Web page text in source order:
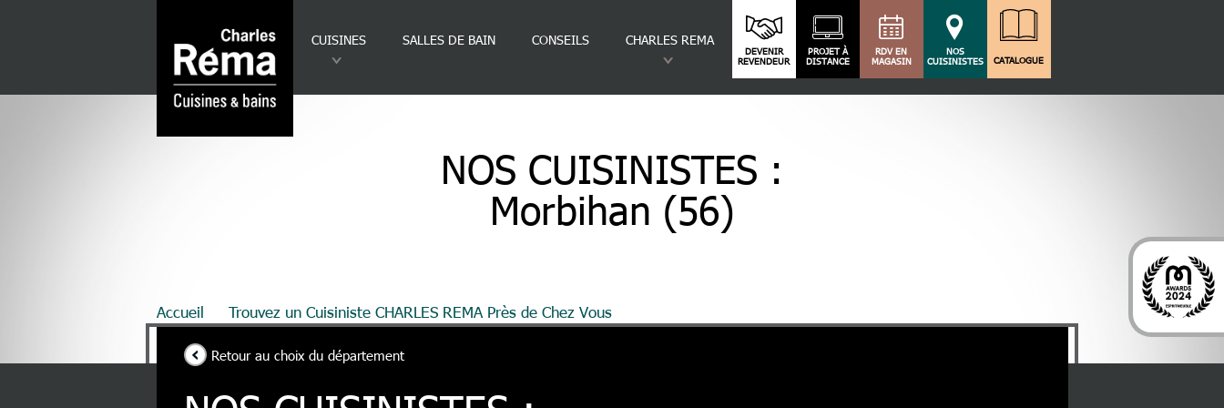
CUISINES SALLES DE BAIN CONSEILS CHARLES REMA
DEVENIR
REVENDEUR
PROJET À
DISTANCE
RDV EN
MAGASIN
NOS
CUISINISTES
CATALOGUE
NOS CUISINISTES :
Morbihan (56)
Fil d'Ariane
Accueil Trouvez un Cuisiniste CHARLES REMA Près de Chez Vous
Retour au choix du département